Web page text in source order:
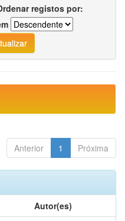
registos por:
Anterior 1 Próxima
Autor(es)